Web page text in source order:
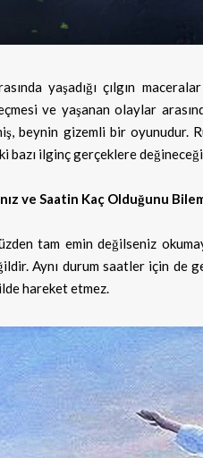
yaşadığı çılgın
ve yaşanan olaylar
beynin gizemli bir
bazı ilginç gerçeklere
ve Saatin Kaç Olduğunu
tam emin değilseniz
Aynı durum saatler için de
hareket etmez.